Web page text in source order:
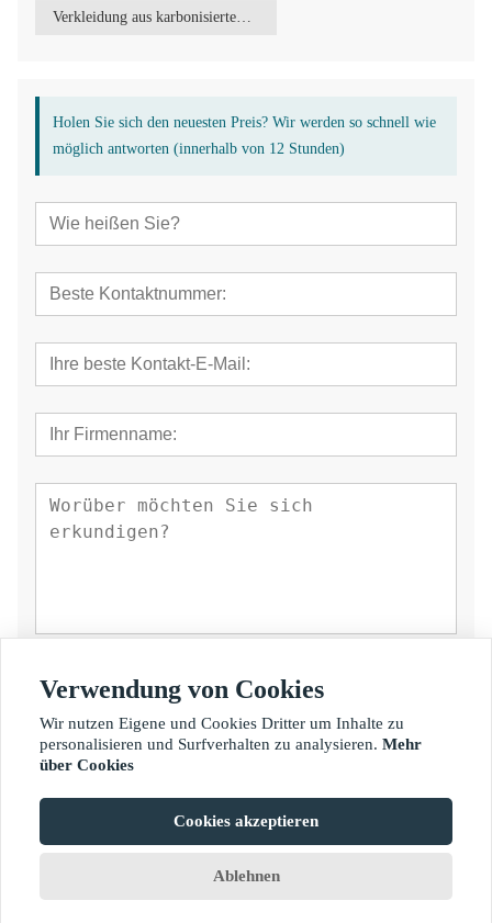
Holen Sie sich den neuesten Preis? Wir werden so schnell wie
möglich antworten (innerhalb von 12 Stunden)
einreichen
Urheberrecht: © Fujian Golden Bamboo Industry Co., Ltd.
Verwendung von Cookies
Wir nutzen Eigene und Cookies Dritter um Inhalte zu
personalisieren und Surfverhalten zu analysieren. Mehr
über Cookies
Cookies akzeptieren
Ablehnen